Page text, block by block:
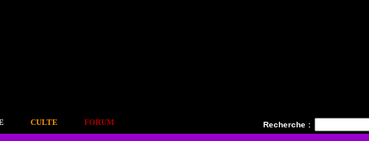
Recherche :
CULTE FORUM